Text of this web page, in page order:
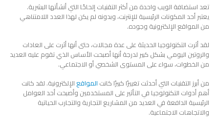
تعد استضافة الويب واحدة من أكثر التقنيات إلحاحًا التي أنشأتها البشرية.
يعتبر أحد المكونات الرئيسية للإنترنت، وبدونه لم يكن لهذا العدد اللامتناهي
من المواقع الإلكترونية وجوده.
لقد أثرت التكنولوجيا الحديثة على عدة مجالات، حتى أنها أثرت على العادات
والروتين اليومي بشكل كبير لدرجة أنها أصبحت الأساس الذي تقوم عليه العديد
من الخطوات، سواء على المستوى الشخصي أو الاجتماعي.
من أبرز التقنيات التي أحدثت تغييرًا كبيرًا كانت المواقع الإلكترونية. لقد كانت
أهم أدوات التكنولوجيا في التأثير على المستخدمين وأصبحت أحد العوامل
الرئيسية الدافعة في العديد من المشاريع التجارية والتجارب الحياتية
والاتجاهات الاجتماعية.